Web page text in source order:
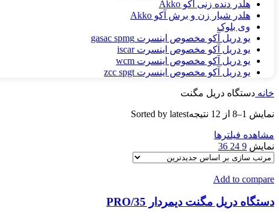
هلدر دنده زنی آکو Akko
هلدر شیار زن و برش آکو Akko
وی بلوک
یو دریل آکو مخصوص اینسرت gasac spmg
یو دریل آکو مخصوص اینسرت iscar
یو دریل آکو مخصوص اینسرت wcm
یو دریل آکو مخصوص اینسرت zcc spgt
خانه دستگاه دریل مگنت
نمایش 1–8 از 12 نتیجه Sorted by latest
مشاهده فیلترها
نمایش 9
24
36
Add to compare
دستگاه دریل مگنت دیمردار PRO/35